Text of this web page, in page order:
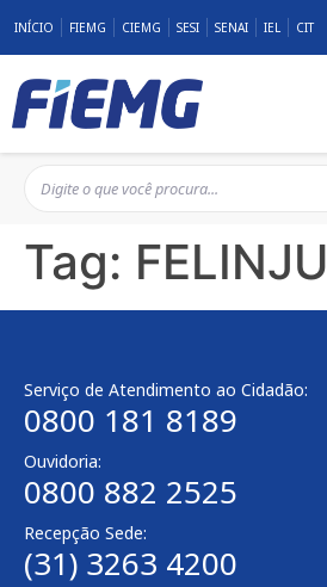
INÍCIO FIEMG CIEMG SESI SENAI IEL CIT
Tag: FELINJU
Serviço de Atendimento ao Cidadão:
0800 181 8189
Ouvidoria:
0800 882 2525
Recepção Sede:
(31) 3263 4200